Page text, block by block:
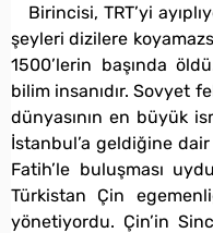
Birincisi, TRT’yi
şeyleri dizilere
1500’lerin başında
bilim insanıdır. Sovyet
dünyasının en büyük
İstanbul’a geldiğine
Fatih’le buluşması
Türkistan Çin
yönetiyordu. Çin’in